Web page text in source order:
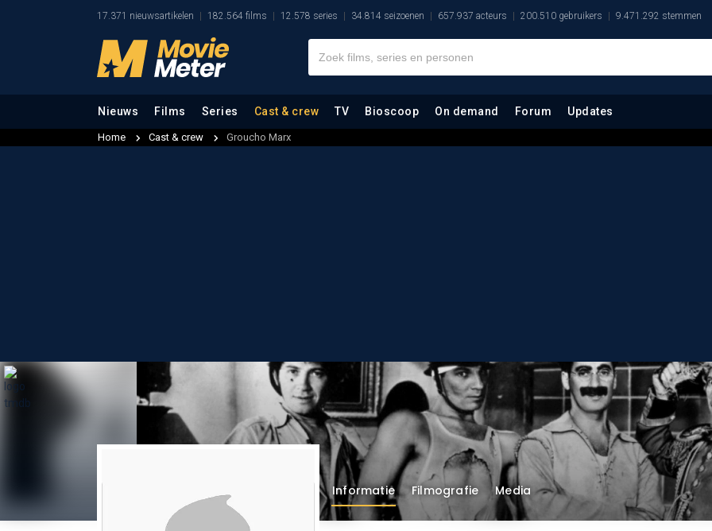
17.371 nieuwsartikelen 182.564 films 12.578 series 34.814 seizoenen 657.937 acteurs 200.510 gebruikers 9.471.292 stemmen
Nieuws Films Series Cast & crew TV Bioscoop On demand Forum Updates
Home Cast & crew Groucho Marx
Informatie Filmografie Media